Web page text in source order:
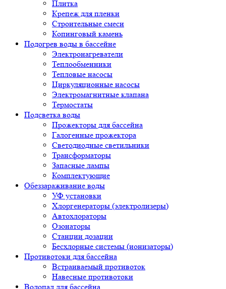
Плитка
Крепеж для пленки
Строительные смеси
Копинговый камень
Подогрев воды в бассейне
Электронагреватели
Теплообменники
Тепловые насосы
Циркуляционные насосы
Электромагнитные клапана
Термостаты
Подсветка воды
Прожекторы для бассейна
Галогенные прожектора
Светодиодные светильники
Трансформаторы
Запасные лампы
Комплектующие
Обеззараживание воды
УФ установки
Хлоргенераторы (электролизеры)
Автохлораторы
Озонаторы
Станции дозации
Бесхлорные системы (ионизаторы)
Противотоки для бассейна
Встраиваемый противоток
Навесные противотоки
Водопад для бассейна